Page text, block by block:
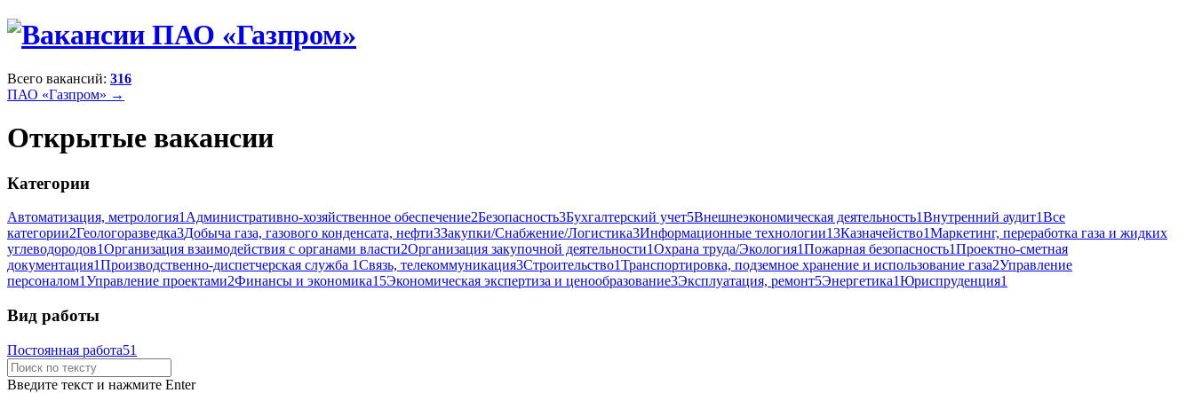
Всего вакансий: 316
ПАО «Газпром» →
Открытые вакансии
Категории
Автоматизация, метрология1Административно-хозяйственное обеспечение2Безопасность3Бухгалтерский учет5Внешнеэкономическая деятельность1Внутренний аудит1Все
категории2Геологоразведка3Добыча газа, газового конденсата, нефти3Закупки/Снабжение/Логистика3Информационные технологии13Казначейство1Маркетинг, переработка газа и жидких
углеводородов1Организация взаимодействия с органами власти2Организация закупочной деятельности1Охрана труда/Экология1Пожарная безопасность1Проектно-сметная
документация1Производственно-диспетчерская служба 1Связь, телекоммуникация3Строительство1Транспортировка, подземное хранение и использование газа2Управление
персоналом1Управление проектами2Финансы и экономика15Экономическая экспертиза и ценообразование3Эксплуатация, ремонт5Энергетика1Юриспруденция1
Вид работы
Постоянная работа51
Введите текст и нажмите Enter